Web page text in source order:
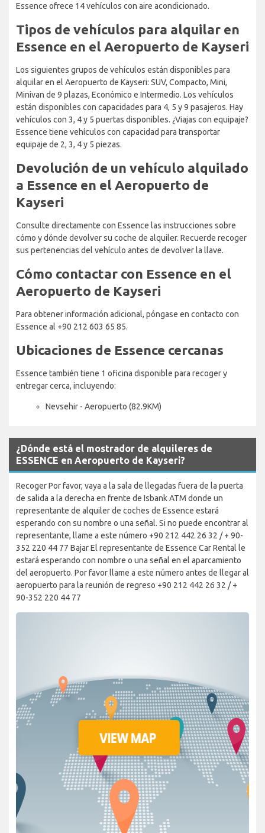
Essence ofrece 14 vehículos con aire acondicionado.
Tipos de vehículos para alquilar en
Essence en el Aeropuerto de Kayseri
Los siguientes grupos de vehículos están disponibles para
alquilar en el Aeropuerto de Kayseri: SUV, Compacto, Mini,
Minivan de 9 plazas, Económico e Intermedio. Los vehículos
están disponibles con capacidades para 4, 5 y 9 pasajeros. Hay
vehículos con 3, 4 y 5 puertas disponibles. ¿Viajas con equipaje?
Essence tiene vehículos con capacidad para transportar
equipaje de 2, 3, 4 y 5 piezas.
Devolución de un vehículo alquilado
a Essence en el Aeropuerto de
Kayseri
Consulte directamente con Essence las instrucciones sobre
cómo y dónde devolver su coche de alquiler. Recuerde recoger
sus pertenencias del vehículo antes de devolver la llave.
Cómo contactar con Essence en el
Aeropuerto de Kayseri
Para obtener información adicional, póngase en contacto con
Essence al +90 212 603 65 85.
Ubicaciones de Essence cercanas
Essence también tiene 1 oficina disponible para recoger y
entregar cerca, incluyendo:
Nevsehir - Aeropuerto (82.9KM)
¿Dónde está el mostrador de alquileres de
ESSENCE en Aeropuerto de Kayseri?
Recoger Por favor, vaya a la sala de llegadas fuera de la puerta
de salida a la derecha en frente de Isbank ATM donde un
representante de alquiler de coches de Essence estará
esperando con su nombre o una señal. Si no puede encontrar al
representante, llame a este número +90 212 442 26 32 / + 90-
352 220 44 77 Bajar El representante de Essence Car Rental le
estará esperando con nombre o una señal en el aparcamiento
del aeropuerto. Por favor llame a este número antes de llegar al
aeropuerto para la reunión de regreso +90 212 442 26 32 / +
90-352 220 44 77